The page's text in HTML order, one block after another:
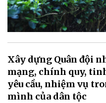
Xây dựng Quân đội
mạng, chính quy,
yêu cầu, nhiệm vụ
mình của dân tộc